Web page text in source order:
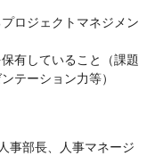
ロジェクトマネジメン
有していること（課題
テーション力等）
事部長、人事マネージ